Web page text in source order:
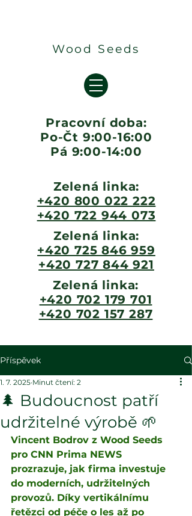
Wood Seeds
Zelená linka:
+420 702 179 701
+420 702 157 287
Pracovní doba:
Po-Čt 9:00-16:00
Pá 9:00-14:00
Zelená linka:
+420 725 846 959
+420 727 844 921
Zelená linka:
+420 800 022 222
+420 722 944 073
Příspěvek
🌲 Budoucnost patří
udržitelné výrobě 🌱
1. 7. 2025 Minut čtení: 2
Vincent Bodrov z Wood Seeds
pro CNN Prima NEWS
prozrazuje, jak firma investuje
do moderních, udržitelných
provozů. Díky vertikálnímu
řetězci od péče o les až po